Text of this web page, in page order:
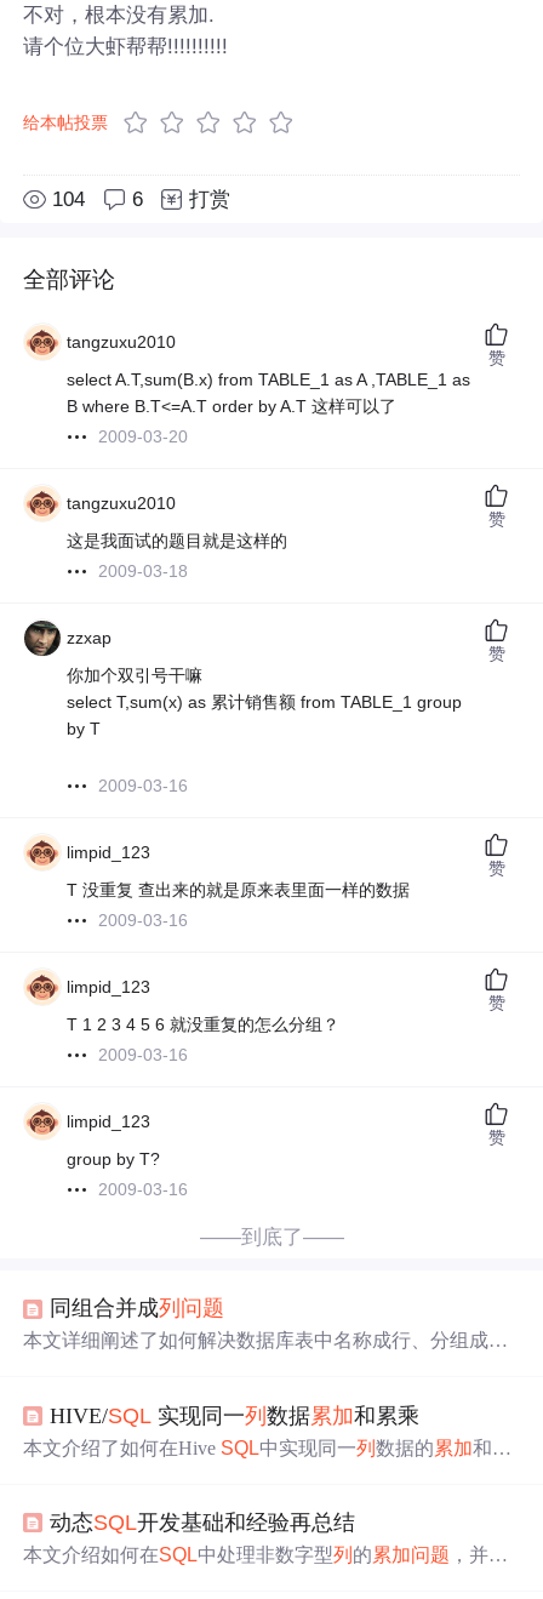
不对，根本没有累加.
请个位大虾帮帮!!!!!!!!!!
给本帖投票
104 6 打赏
全部评论
tangzuxu2010
select A.T,sum(B.x) from TABLE_1 as A ,TABLE_1 as
B where B.T<=A.T order by A.T 这样可以了
2009-03-20
赞
tangzuxu2010
这是我面试的题目就是这样的
2009-03-18
赞
zzxap
你加个双引号干嘛
select T,sum(x) as 累计销售额 from TABLE_1 group
by T
2009-03-16
赞
limpid_123
T 没重复 查出来的就是原来表里面一样的数据
2009-03-16
赞
limpid_123
T 1 2 3 4 5 6 就没重复的怎么分组？
2009-03-16
赞
limpid_123
group by T?
2009-03-16
赞
——到底了——
同组合并成列 问题
本文详细阐述了如何解决数据库表中名称成行、分组成列
原始表到目标结果集的高效转换。
HIVE/SQL 实现同一列数据累加和累乘
本文介绍了如何在Hive SQL中实现同一列数据的累加和累
函数结合高中数学知识来实现。具体步骤包括将数据转换
为对数，然后求和，最后通过指数函数得到累乘结果。需
动态SQL开发基础和经验再总结
本文介绍如何在SQL中处理非数字型列 的累加问题 ，并探